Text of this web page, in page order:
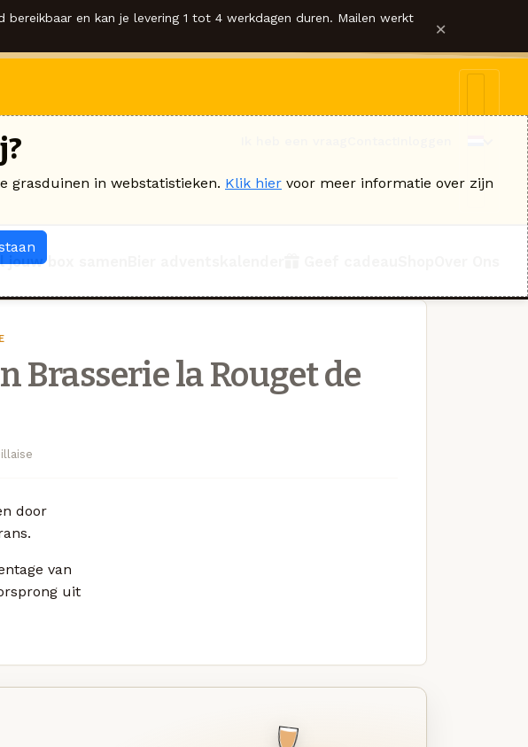
en kan je levering 1 tot 4 werkdagen duren. Mailen werkt ×
jouw box samen
Brasserie la Rouget de
door
van
uit
grasduinen in webstatistieken. Klik hier voor meer informatie over zijn